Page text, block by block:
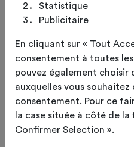
Statistique
Publicitaire
En cliquant sur « Tout
consentement à toutes
pouvez également choisir
auxquelles vous
consentement. Pour ce
la case située à côté de la
Confirmer Selection ».
2 Toile/Coloris
3